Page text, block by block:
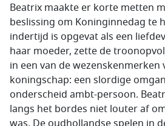
Beatrix maakte er korte metten
beslissing om Koninginnedag te
indertijd is opgevat als een
haar moeder, zette de
in een van de wezenskenmerken
koningschap: een slordige
onderscheid ambt-persoon.
langs het bordes niet louter af